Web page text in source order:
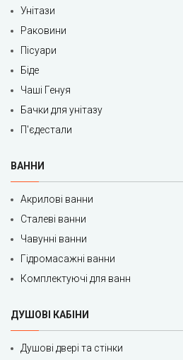
Унітази
Раковини
Пісуари
Біде
Чаші Генуя
Бачки для унітазу
П'єдестали
ВАННИ
Акрилові ванни
Сталеві ванни
Чавунні ванни
Гідромасажні ванни
Комплектуючі для ванн
ДУШОВІ КАБІНИ
Душові двері та стінки